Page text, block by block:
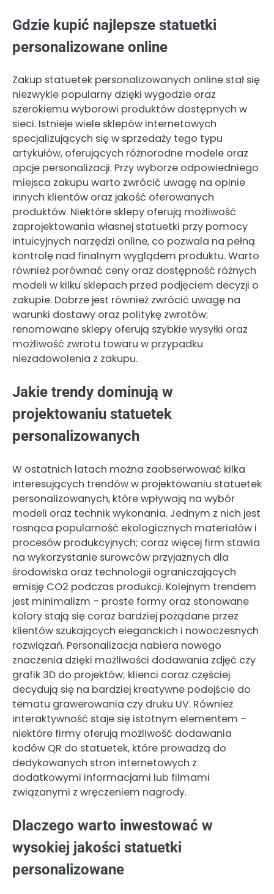
Gdzie kupić najlepsze statuetki
personalizowane online
Zakup statuetek personalizowanych online stał się
niezwykle popularny dzięki wygodzie oraz
szerokiemu wyborowi produktów dostępnych w
sieci. Istnieje wiele sklepów internetowych
specjalizujących się w sprzedaży tego typu
artykułów, oferujących różnorodne modele oraz
opcje personalizacji. Przy wyborze odpowiedniego
miejsca zakupu warto zwrócić uwagę na opinie
innych klientów oraz jakość oferowanych
produktów. Niektóre sklepy oferują możliwość
zaprojektowania własnej statuetki przy pomocy
intuicyjnych narzędzi online, co pozwala na pełną
kontrolę nad finalnym wyglądem produktu. Warto
również porównać ceny oraz dostępność różnych
modeli w kilku sklepach przed podjęciem decyzji o
zakupie. Dobrze jest również zwrócić uwagę na
warunki dostawy oraz politykę zwrotów;
renomowane sklepy oferują szybkie wysyłki oraz
możliwość zwrotu towaru w przypadku
niezadowolenia z zakupu.
Jakie trendy dominują w
projektowaniu statuetek
personalizowanych
W ostatnich latach można zaobserwować kilka
interesujących trendów w projektowaniu statuetek
personalizowanych, które wpływają na wybór
modeli oraz technik wykonania. Jednym z nich jest
rosnąca popularność ekologicznych materiałów i
procesów produkcyjnych; coraz więcej firm stawia
na wykorzystanie surowców przyjaznych dla
środowiska oraz technologii ograniczających
emisję CO2 podczas produkcji. Kolejnym trendem
jest minimalizm – proste formy oraz stonowane
kolory stają się coraz bardziej pożądane przez
klientów szukających eleganckich i nowoczesnych
rozwiązań. Personalizacja nabiera nowego
znaczenia dzięki możliwości dodawania zdjęć czy
grafik 3D do projektów; klienci coraz częściej
decydują się na bardziej kreatywne podejście do
tematu grawerowania czy druku UV. Również
interaktywność staje się istotnym elementem –
niektóre firmy oferują możliwość dodawania
kodów QR do statuetek, które prowadzą do
dedykowanych stron internetowych z
dodatkowymi informacjami lub filmami
związanymi z wręczeniem nagrody.
Dlaczego warto inwestować w
wysokiej jakości statuetki
personalizowane